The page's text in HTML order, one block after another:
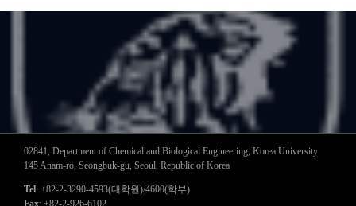
02841, Department of Chemical and Biological Engineering, Korea University
145 Anam-ro, Seongbuk-gu, Seoul, Republic of Korea
Tel: +82-2-3290-4593(대학원)/4600(학부)